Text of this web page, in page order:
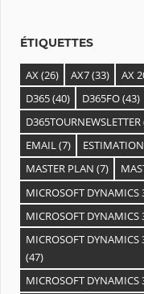
ÉTIQUETTES
AX(26) AX7(33) AX
D365(40) D365FO(43)
D365TOURNEWSLETTER
EMAIL(7) ESTIMATION
MASTER PLAN (7)
MICROSOFT DYNAMICS
MICROSOFT DYNAMICS
MICROSOFT DYNAMICS
(47)
MICROSOFT DYNAMICS